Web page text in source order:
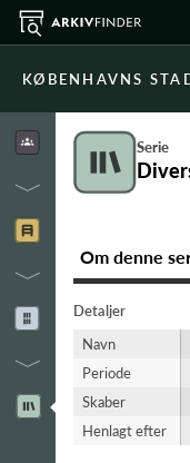
KØBENHAVNS
Serie
Om denne
Detaljer
Navn
Periode
Skaber
Henlagt efter